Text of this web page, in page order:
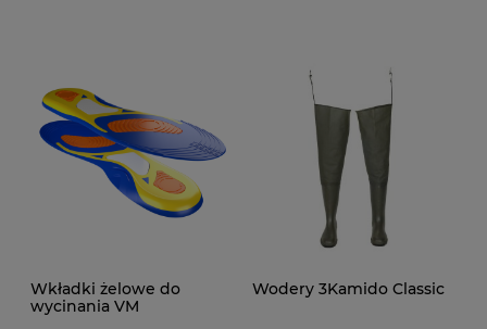
Wkładki żelowe do
wycinania VM
Wodery 3Kamido Classic